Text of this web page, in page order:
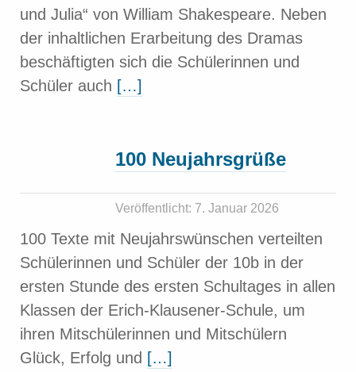
und Julia“ von William Shakespeare. Neben
der inhaltlichen Erarbeitung des Dramas
beschäftigten sich die Schülerinnen und
Schüler auch […]
100 Neujahrsgrüße
Veröffentlicht: 7. Januar 2026
100 Texte mit Neujahrswünschen verteilten
Schülerinnen und Schüler der 10b in der
ersten Stunde des ersten Schultages in allen
Klassen der Erich-Klausener-Schule, um
ihren Mitschülerinnen und Mitschülern
Glück, Erfolg und […]